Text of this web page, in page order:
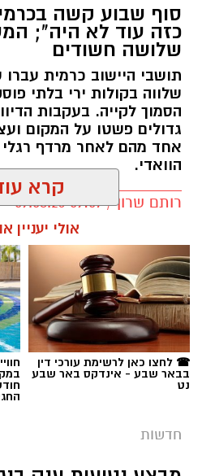
סוף שבוע קשה
כזה עוד לא היה";
שלושה חשודים
תושבי היישוב כרמית
שלווה בקולות ירי בלתי
הסמוך לקייה. בעקבות
גדולים פשטו על המקום
אחד מהם לאחר מרדף
הוואדי.
רותם שרון / 09:07 09.08.26
תגים:כרמית
קרא
אולי יעניין
☎ לחצו כאן לרשימת עורכי דין
בבאר שבע - אינדקס באר שבע
נט
חדשות